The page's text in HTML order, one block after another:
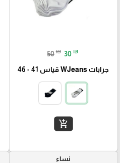
50 ₪ 30 ₪
جرابات WJeans قياس 41 - 46
add_shopping_cart
نساء